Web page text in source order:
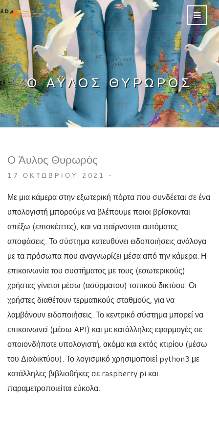
Ο ΆΥΛΟΣ ΘΥΡΩΡΌΣ
Ο Άυλος Θυρωρός
17 ΟΚΤΩΒΡΊΟΥ 2021 •
Με μια κάμερα στην εξωτερική πόρτα που συνδέεται σε ένα
υπολογιστή μπορούμε να βλέπουμε ποιοι βρίσκονται
απέξω (επισκέπτες), και να παίρνονται αυτόματες
αποφάσεις. Το σύστημα κατευθύνει ειδοποιήσεις ανάλογα
με τα πρόσωπα που αναγνωρίζει μέσα από την κάμερα. Η
επικοινωνία του συστήματος με τους (εσωτερικούς)
χρήστες γίνεται μέσω (ασύρματου) τοπικού δικτύου. Οι
χρήστες διαθέτουν τερματικούς σταθμούς, για να
λαμβάνουν ειδοποιήσεις. Το κεντρικό σύστημα μπορεί να
επικοινωνεί (μέσω API) και με κατάλληλες εφαρμογές σε
οποιονδήποτε υπολογιστή, ακόμα και εκτός κτιρίου (μέσω
του Διαδικτύου). Το λογισμικό χρησιμοποιεί python3 με
κατάλληλες βιβλιοθήκες σε raspberry pi και
παραμετροποιείται εύκολα.